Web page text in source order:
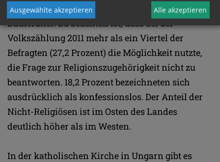
Reformierte (Calvinisten) und 2,2 Prozent
Lutheraner. Zu beachten ist, dass bei der
Volkszählung 2011 mehr als ein Viertel der
Befragten (27,2 Prozent) die Möglichkeit nutzte,
die Frage zur Religionszugehörigkeit nicht zu
beantworten. 18,2 Prozent bezeichneten sich
ausdrücklich als konfessionslos. Der Anteil der
Nicht-Religiösen ist im Osten des Landes
deutlich höher als im Westen.
In der katholischen Kirche in Ungarn gibt es
Ausgewählte akzeptieren Alle akzeptieren